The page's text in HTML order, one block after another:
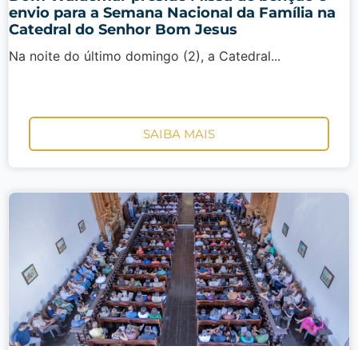
envio para a Semana Nacional da Família na
Catedral do Senhor Bom Jesus
Na noite do último domingo (2), a Catedral...
SAIBA MAIS